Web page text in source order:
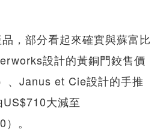
，部分看起來確實與蘇富比
設計的黃銅門鉸售價
、Janus et Cie設計的手推
大減至
。